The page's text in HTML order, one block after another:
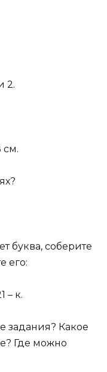
2.
см.
буква, соберите
его:
– к.
задания? Какое
Где можно